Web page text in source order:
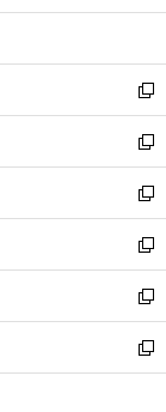
開
ウ
開
く
ン
ウ
で
開
く
ウ
ン
ド
ウ
で
開
く
新
し
い
ウ
ィ
ン
ド
ウ
で
開
く
新
し
い
ウ
ィ
ン
ド
ウ
で
開
新
し
い
ウ
ィ
ン
ド
ウ
新
し
い
ウ
ィ
ン
新
し
い
ウ
新
し